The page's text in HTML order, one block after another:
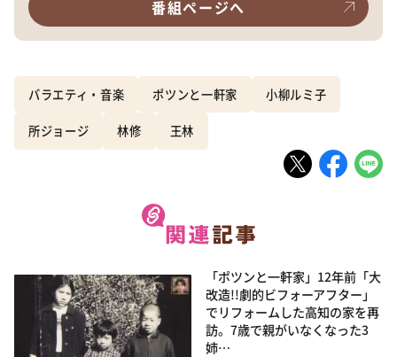
番組ページへ
バラエティ・音楽 ポツンと一軒家 小柳ルミ子
所ジョージ 林修 王林
「ポツンと一軒家」12年前「大
改造!!劇的ビフォーアフター」
でリフォームした高知の家を再
訪。7歳で親がいなくなった3
姉…